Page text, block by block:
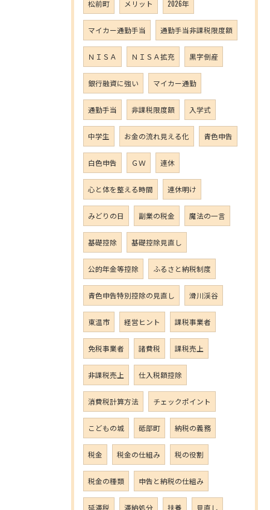
松前町 メリット 2026年
マイカー通勤手当 通勤手当非課税限度額
ＮＩＳＡ ＮＩＳＡ拡充 黒字倒産
銀行融資に強い マイカー通勤
通勤手当 非課税限度額 入学式
中学生 お金の流れ見える化 青色申告
白色申告 ＧＷ 連休
心と体を整える時間 連休明け
みどりの日 副業の税金 魔法の一言
基礎控除 基礎控除見直し
公的年金等控除 ふるさと納税制度
青色申告特別控除の見直し 滑川渓谷
東温市 経営ヒント 課税事業者
免税事業者 諸費税 課税売上
非課税売上 仕入税額控除
消費税計算方法 チェックポイント
こどもの城 砥部町 納税の義務
税金 税金の仕組み 税の役割
税金の種類 申告と納税の仕組み
延滞税 滞納処分 扶養 見直し